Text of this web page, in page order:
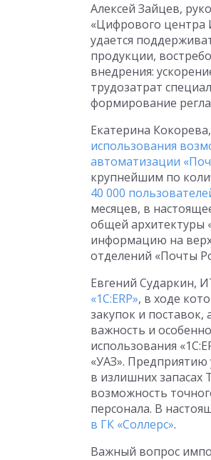
Алексей Зайцев,
«Цифрового центра
удается
продукции,
внедрения:
трудозатрат
формирование
Екатерина
использования
автоматизации
крупнейшим по
40 000
месяцев, в
общей архитектуры
информацию на
отделений «Почты
Евгений Сударкин,
«1С:ERP», в ходе
закупок и
важность и
использования
«УАЗ». Предприятию
в излишних
возможность
персонала. В
в ГК «Соллерс».
Важный вопрос